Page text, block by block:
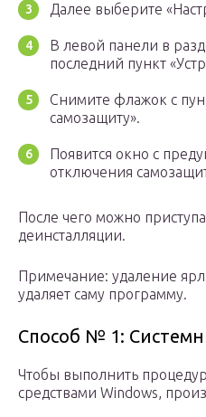
Далее выберите
В левой панели в
последний пункт
Снимите флажок с
самозащиту».
Появится окно с
отключения
После чего можно
деинсталляции.
Примечание: удаление
удаляет саму программу.
Способ № 1:
Чтобы выполнить
средствами Windows,